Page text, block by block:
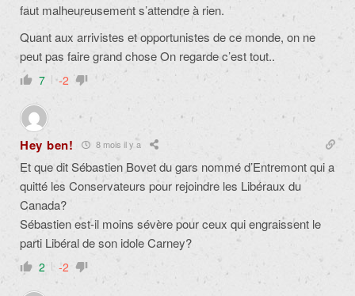
faut malheureusement s’attendre à rien.
Quant aux arrivistes et opportunistes de ce monde, on ne
peut pas faire grand chose On regarde c’est tout..
7 -2
Hey ben! 8 mois il y a
Et que dit Sébastien Bovet du gars nommé d’Entremont qui a
quitté les Conservateurs pour rejoindre les Libéraux du
Canada?
Sébastien est-il moins sévère pour ceux qui engraissent le
parti Libéral de son idole Carney?
2 -2